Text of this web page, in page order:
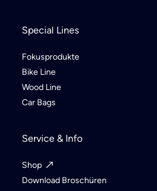
Special Lines
Fokusprodukte
Bike Line
Wood Line
Car Bags
Service & Info
Shop
Download Broschüren